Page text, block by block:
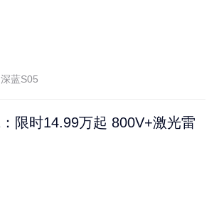
深蓝S05
限时14.99万起 800V+激光雷